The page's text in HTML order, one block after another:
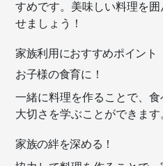
すめです。美味しい料理を
せましょう！
家族利用におすすめポイント
お子様の食育に！
一緒に料理を作ることで、
大切さを学ぶことができます
家族の絆を深める！